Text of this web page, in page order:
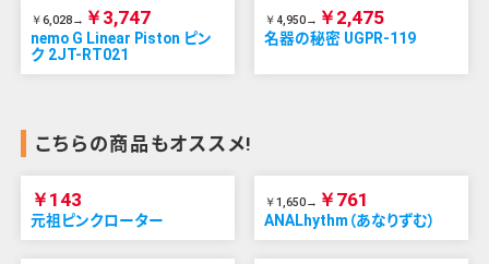
￥6,028→ ￥3,747
nemo G Linear Piston ピン
ク 2JT-RT021
￥4,950→ ￥2,475
名器の秘密 UGPR-119
こちらの商品もオススメ!
￥143
元祖ピンクローター
￥1,650→ ￥761
ANALhythm（あなりずむ）